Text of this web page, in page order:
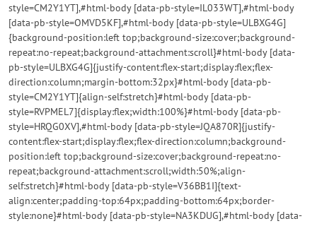
style=CM2Y1YT],#html-body [data-pb-style=IL033WT],#html-body
[data-pb-style=OMVD5KF],#html-body [data-pb-style=ULBXG4G]
{background-position:left top;background-size:cover;background-
repeat:no-repeat;background-attachment:scroll}#html-body [data-
pb-style=ULBXG4G]{justify-content:flex-start;display:flex;flex-
direction:column;margin-bottom:32px}#html-body [data-pb-
style=CM2Y1YT]{align-self:stretch}#html-body [data-pb-
style=RVPMEL7]{display:flex;width:100%}#html-body [data-pb-
style=HRQG0XV],#html-body [data-pb-style=JQA870R]{justify-
content:flex-start;display:flex;flex-direction:column;background-
position:left top;background-size:cover;background-repeat:no-
repeat;background-attachment:scroll;width:50%;align-
self:stretch}#html-body [data-pb-style=V36BB1I]{text-
align:center;padding-top:64px;padding-bottom:64px;border-
style:none}#html-body [data-pb-style=NA3KDUG],#html-body [data-